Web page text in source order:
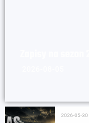
2026-05-30